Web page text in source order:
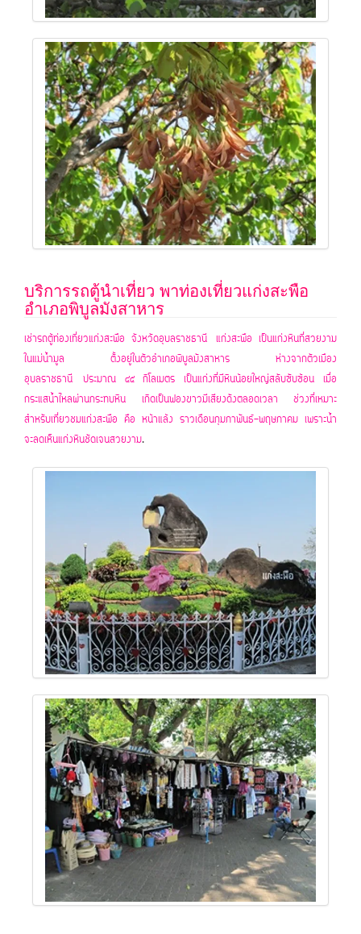
บริการรถตู้นำเที่ยว พาท่องเที่ยวแก่งสะพือ
อำเภอพิบูลมังสาหาร
เช่ารถตู้ท่องเที่ยวแก่งสะพือ จังหวัดอุบลราชธานี แก่งสะพือ เป็นแก่งหินที่สวยงาม
ในแม่น้ำมูล ตั้งอยู่ในตัวอำเภอพิบูลมังสาหาร ห่างจากตัวเมือง
อุบลราชธานี ประมาณ ๔๕ กิโลเมตร เป็นแก่งที่มีหินน้อยใหญ่สลับซับซ้อน เมื่อ
กระแสน้ำไหลผ่านกระทบหิน เกิดเป็นฟองขาวมีเสียงดังตลอดเวลา ช่วงที่เหมาะ
สำหรับเที่ยวชมแก่งสะพือ คือ หน้าแล้ง ราวเดือนกุมภาพันธ์-พฤษภาคม เพราะน้ำ
จะลดเห็นแก่งหินชัดเจนสวยงาม.